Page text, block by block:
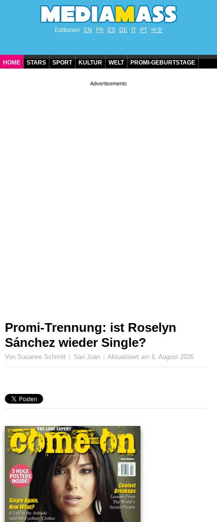
Editionen EN FR ES DE IT PT 中文
HOME STARS SPORT KULTUR WELT PROMI-GEBURTSTAGE
Promi-Trennung: ist Roselyn
Sánchez wieder Single?
Von Susanne Schmitt San Juan Aktualisiert am6. August 2026